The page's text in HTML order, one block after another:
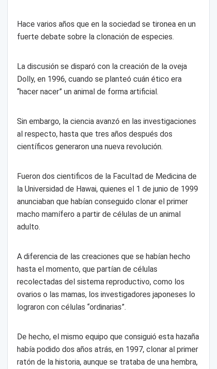
Hace varios años que en la sociedad se tironea en un
fuerte debate sobre la clonación de especies.
La discusión se disparó con la creación de la oveja
Dolly, en 1996, cuando se planteó cuán ético era
“hacer nacer” un animal de forma artificial.
Sin embargo, la ciencia avanzó en las investigaciones
al respecto, hasta que tres años después dos
científicos generaron una nueva revolución.
Fueron dos cientificos de la Facultad de Medicina de
la Universidad de Hawai, quienes el 1 de junio de 1999
anunciaban que habían conseguido clonar el primer
macho mamífero a partir de células de un animal
adulto.
A diferencia de las creaciones que se habían hecho
hasta el momento, que partían de células
recolectadas del sistema reproductivo, como los
ovarios o las mamas, los investigadores japoneses lo
lograron con células “ordinarias”.
De hecho, el mismo equipo que consiguió esta hazaña
había podido dos años atrás, en 1997, clonar al primer
ratón de la historia, aunque se trataba de una hembra,